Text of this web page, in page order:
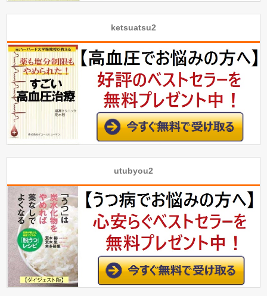
ketsuatsu2
utubyou2